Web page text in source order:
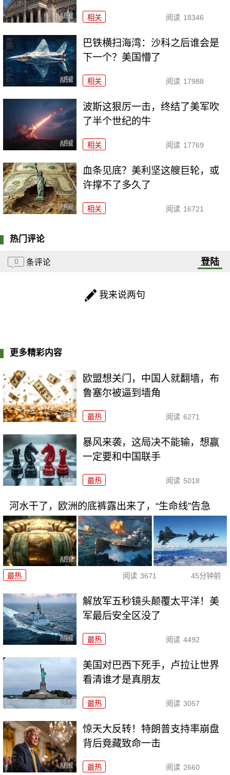
相关 阅读 18346
巴铁横扫海湾：沙科之后谁会是
下一个？美国懵了
相关 阅读 17988
波斯这狠厉一击，终结了美军吹
了半个世纪的牛
相关 阅读 17769
血条见底？美利坚这艘巨轮，或
许撑不了多久了
相关 阅读 16721
热门评论
0 条评论 登陆
我来说两句
更多精彩内容
欧盟想关门，中国人就翻墙，布
鲁塞尔被逼到墙角
最热 阅读 6271
暴风来袭，这局决不能输，想赢
一定要和中国联手
最热 阅读 5018
河水干了，欧洲的底裤露出来了，“生命线”告急
最热 阅读 3671 45分钟前
解放军五秒镜头颠覆太平洋！美
军最后安全区没了
最热 阅读 4492
美国对巴西下死手，卢拉让世界
看清谁才是真朋友
最热 阅读 3057
惊天大反转！特朗普支持率崩盘
背后竟藏致命一击
最热 阅读 2660